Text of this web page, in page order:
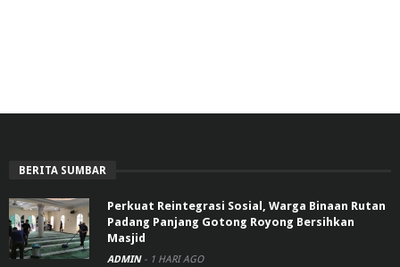
BERITA SUMBAR
Perkuat Reintegrasi Sosial, Warga Binaan Rutan
Padang Panjang Gotong Royong Bersihkan
Masjid
ADMIN - 1 HARI AGO